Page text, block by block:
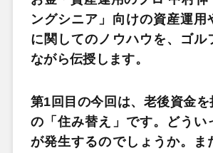
ングシニア」向けの資産運用
に関してのノウハウを、ゴル
ながら伝授します。
第1回目の今回は、老後資金
の「住み替え」です。どうい
が発生するのでしょうか。ま